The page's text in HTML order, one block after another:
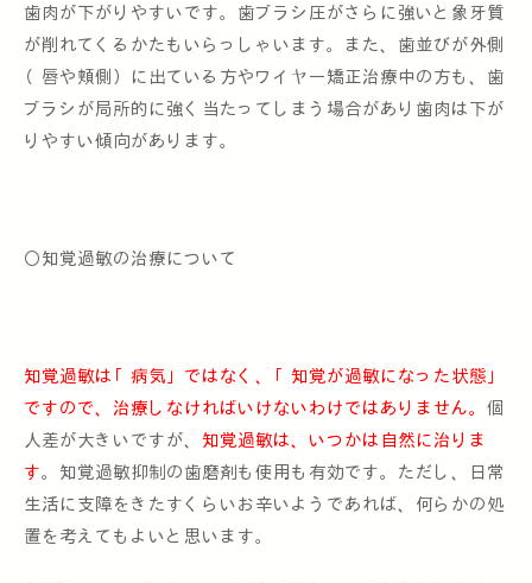
歯肉が下がりやすいです。歯ブラシ圧がさらに強いと象牙質
が削れてくるかたもいらっしゃいます。また、歯並びが外側
（唇や頬側）に出ている方やワイヤー矯正治療中の方も、歯
ブラシが局所的に強く当たってしまう場合があり歯肉は下が
りやすい傾向があります。
〇知覚過敏の治療について
知覚過敏は「病気」ではなく、「知覚が過敏になった状態」
ですので、治療しなければいけないわけではありません。 個
人差が大きいですが、 知覚過敏は、いつかは自然に治りま
す。知覚過敏抑制の歯磨剤も使用も有効です。ただし、日常
生活に支障をきたすくらいお辛いようであれば、何らかの処
置を考えてもよいと思います。